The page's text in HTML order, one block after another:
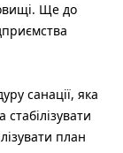
Ще до
санації, яка
план